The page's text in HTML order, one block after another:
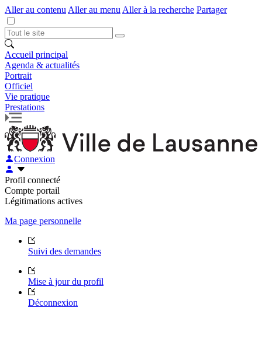
Aller au contenu Aller au menu Aller à la recherche Partager
Accueil principal
Agenda & actualités
Portrait
Officiel
Vie pratique
Prestations
Connexion
Profil connecté
Compte portail
Légitimations actives
Ma page personnelle
Suivi des demandes
Mise à jour du profil
Déconnexion